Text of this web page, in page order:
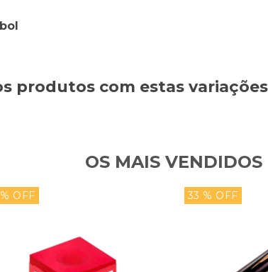
produtos com estas
OS MAIS VENDIDOS
OFF 33 % OFF